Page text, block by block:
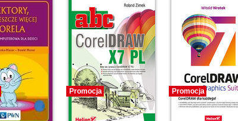
Promocja Promocja